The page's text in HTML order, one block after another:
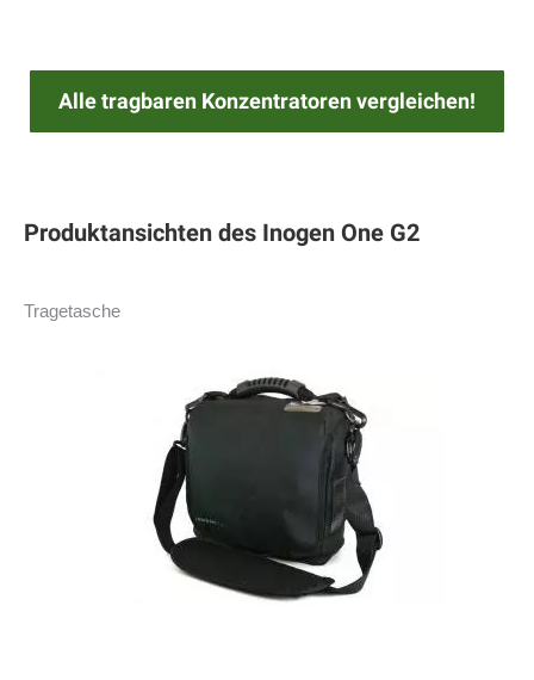
Alle tragbaren Konzentratoren vergleichen!
Produktansichten des Inogen One G2
Tragetasche